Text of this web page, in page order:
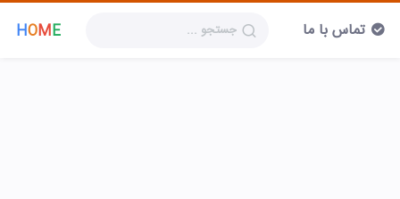
HOME تماس با ما